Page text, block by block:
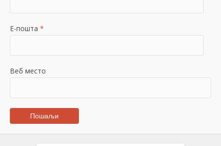
Е-пошта *
Веб место